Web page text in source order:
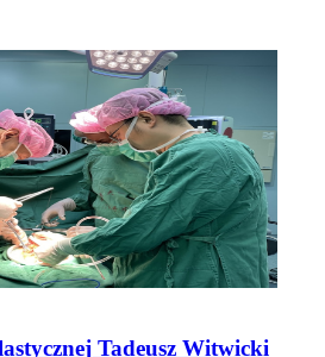
Tadeusz Witwicki